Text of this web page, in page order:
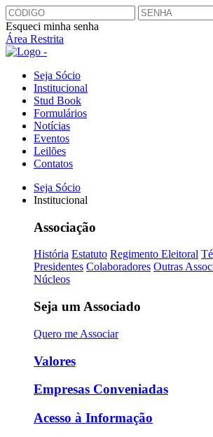
Esqueci minha senha
Área Restrita
Seja Sócio
Institucional
Stud Book
Formulários
Notícias
Eventos
Leilões
Contatos
Seja Sócio
Institucional
Associação
História Estatuto Regimento Eleitoral
Presidentes Colaboradores Outras
Núcleos
Seja um Associado
Quero me Associar
Valores
Empresas Conveniadas
Acesso à Informação